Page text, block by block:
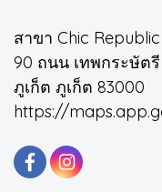
สาขา Chic
90 ถนน เทพกระษัตรี
ภูเก็ต ภูเก็ต 83000
https://